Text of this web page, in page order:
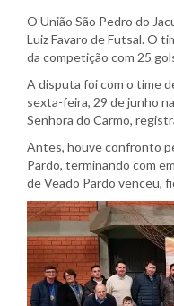
O União São Pedro do
Luiz Favaro de Futsal. O
da competição com 25
A disputa foi com o time
sexta-feira, 29 de junho
Senhora do Carmo,
Antes, houve confronto
Pardo, terminando com
de Veado Pardo venceu,